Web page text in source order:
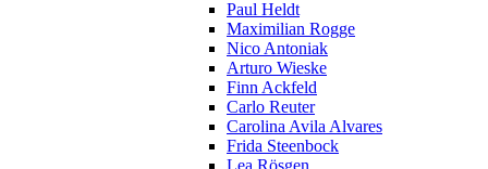
Paul Heldt
Maximilian Rogge
Nico Antoniak
Arturo Wieske
Finn Ackfeld
Carlo Reuter
Carolina Avila Alvares
Frida Steenbock
Lea Rösgen